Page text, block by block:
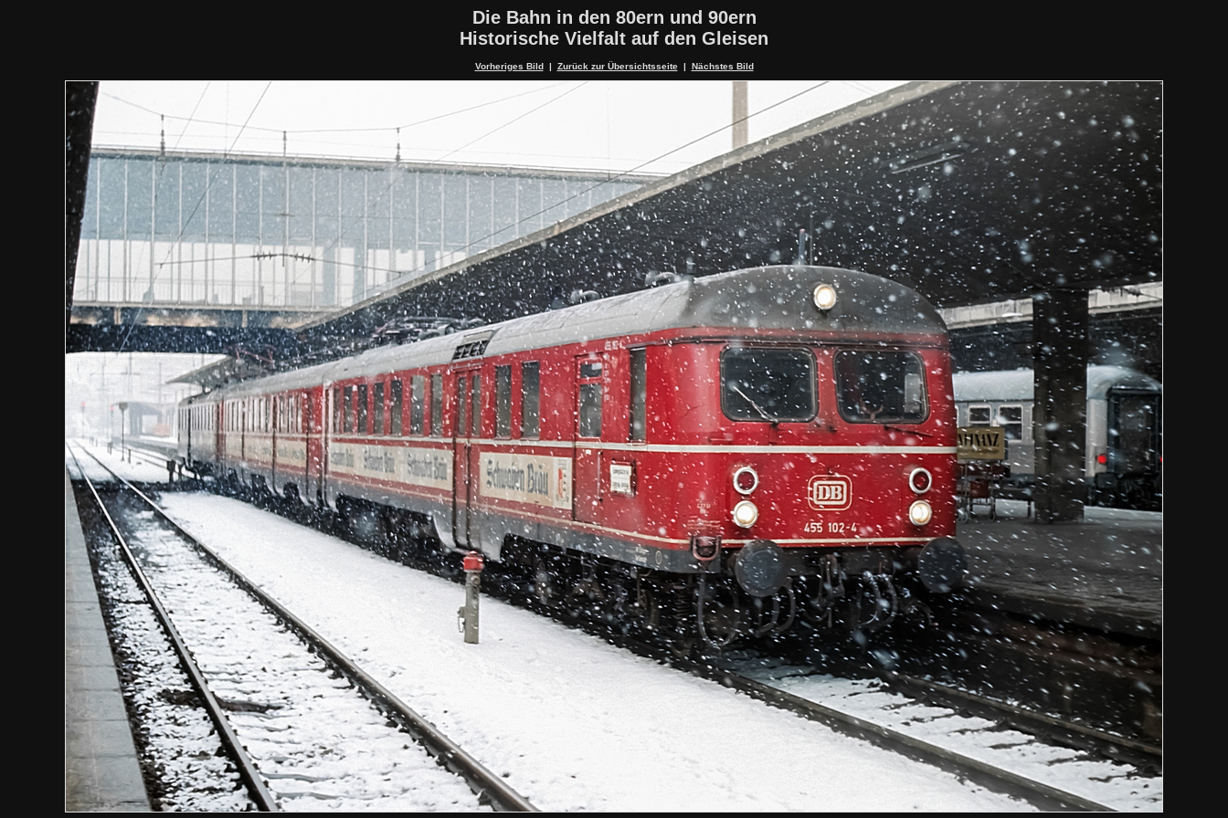
Die Bahn in den 80ern und 90ern
Historische Vielfalt auf den Gleisen
Vorheriges Bild Zurück zur Übersichtsseite| Nächstes Bild